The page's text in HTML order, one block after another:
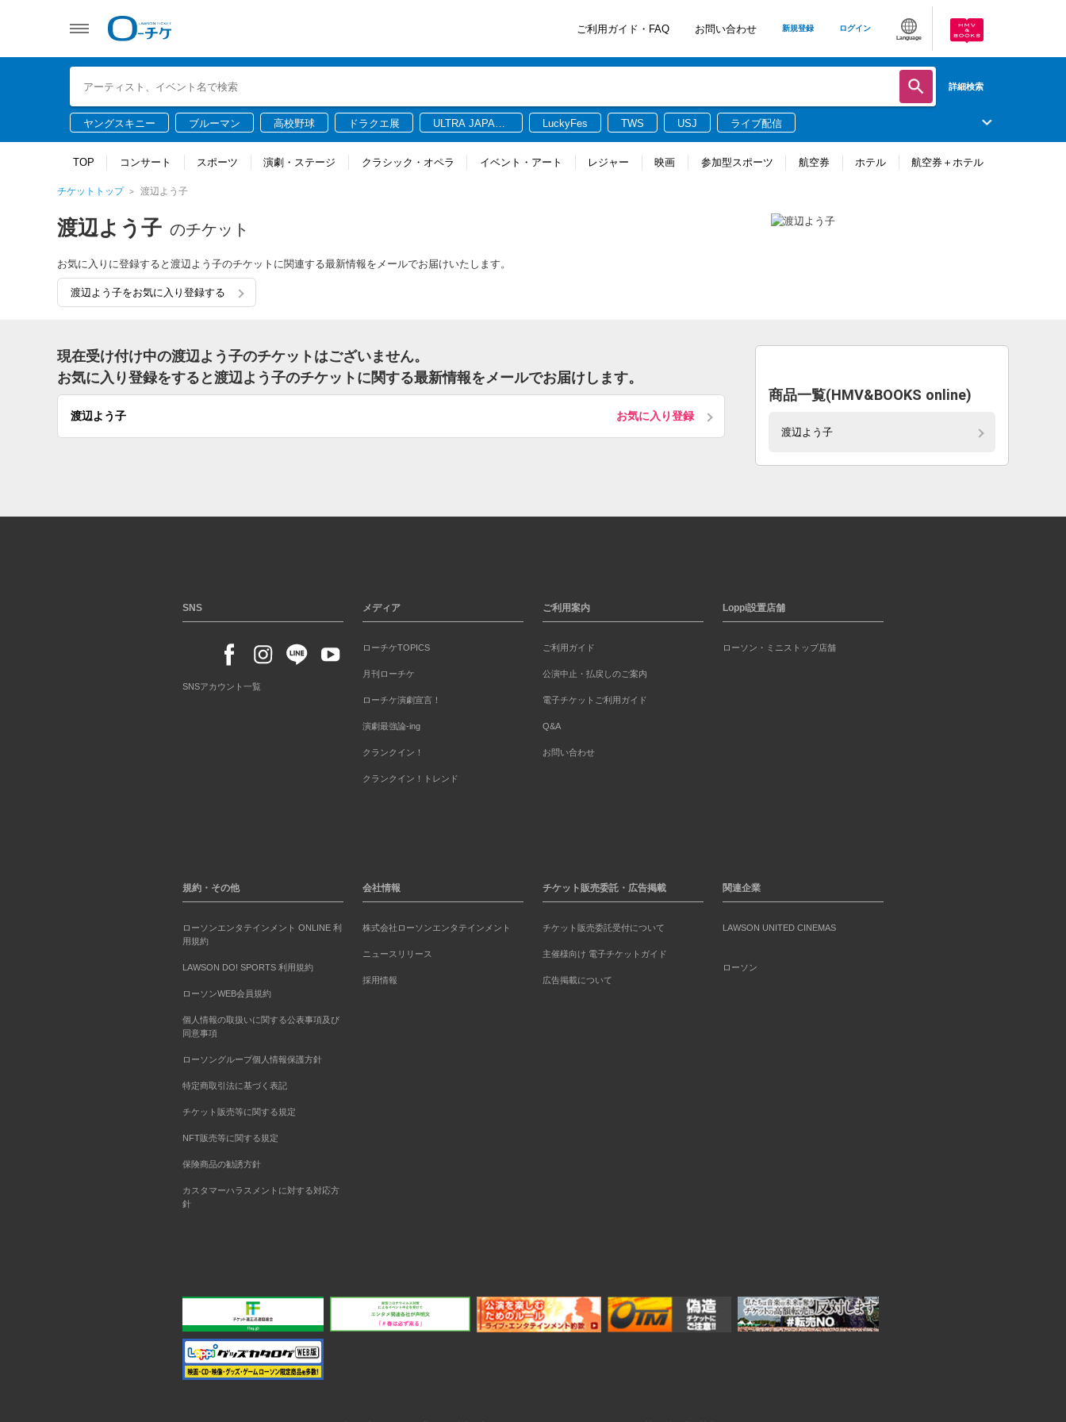
ご利用ガイド・FAQ お問い合わせ 新規登録 ログイン
Language
詳細検索
ヤングスキニー ブルーマン 高校野球 ドラクエ展
ULTRA JAPAN
LuckyFes TWS USJ ライブ配信
TOP コンサート スポーツ 演劇・ステージ クラシック・オペラ イベント・アート レジャー 映画 参加型スポーツ 航空券 ホテル 航空券＋ホテル
チケットトップ 渡辺よう子
渡辺よう子 のチケット
お気に入りに登録すると渡辺よう子のチケットに関連する最新情報をメールでお届けいたします。
渡辺よう子をお気に入り登録する
現在受け付け中の渡辺よう子のチケットはございません。
お気に入り登録をすると渡辺よう子のチケットに関する最新情報をメールでお届けします。
渡辺よう子 お気に入り登録
商品一覧(HMV&BOOKS online)
渡辺よう子
SNS
SNSアカウント一覧
メディア
ローチケTOPICS
月刊ローチケ
ローチケ演劇宣言！
演劇最強論-ing
クランクイン！
クランクイン！トレンド
ご利用案内
ご利用ガイド
公演中止・払戻しのご案内
電子チケットご利用ガイド
Q&A
お問い合わせ
Loppi設置店舗
ローソン・ミニストップ店舗
規約・その他
ローソンエンタテインメント ONLINE 利
用規約
LAWSON DO! SPORTS 利用規約
ローソンWEB会員規約
個人情報の取扱いに関する公表事項及び
同意事項
ローソングループ個人情報保護方針
特定商取引法に基づく表記
チケット販売等に関する規定
NFT販売等に関する規定
保険商品の勧誘方針
カスタマーハラスメントに対する対応方
針
会社情報
株式会社ローソンエンタテインメント
ニュースリリース
採用情報
チケット販売委託・広告掲載
チケット販売委託受付について
主催様向け 電子チケットガイド
広告掲載について
関連企業
LAWSON UNITED CINEMAS
ローソン